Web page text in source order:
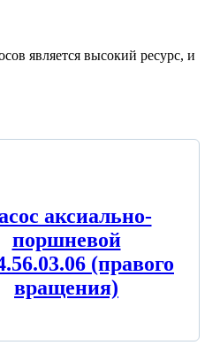
является высокий ресурс, и
аксиально-
поршневой
(правого
вращения)